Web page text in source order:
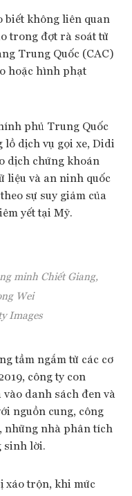
biết không liên quan
trong đợt rà soát từ
Trung Quốc (CAC)
hoặc hình phạt
phủ Trung Quốc
lồ dịch vụ gọi xe, Didi
dịch chứng khoán
liệu và an ninh quốc
sự suy giảm của
yết tại Mỹ.
minh Chiết Giang,
Wei
Images
tầm ngắm từ các cơ
công ty con
danh sách đen và
nguồn cung, công
những nhà phân tích
sinh lời.
xáo trộn, khi mức